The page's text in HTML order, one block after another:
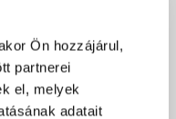
Ön hozzájárul,
partnerei
el, melyek
adatait